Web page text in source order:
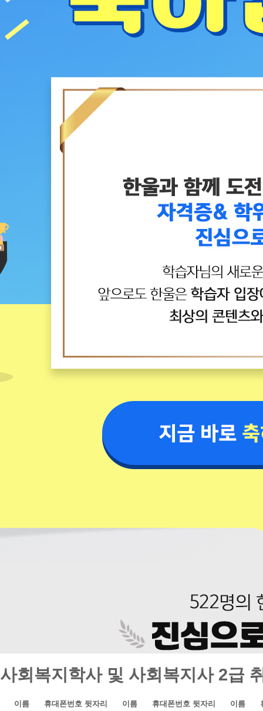
사회복지학사 및 사회복지사 2급
이름 휴대폰번호 뒷자리 이름 휴대폰번호 뒷자리 이름